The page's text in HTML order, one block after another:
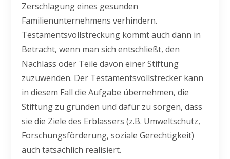
Zerschlagung eines gesunden
Familienunternehmens verhindern.
Testamentsvollstreckung kommt auch dann in
Betracht, wenn man sich entschließt, den
Nachlass oder Teile davon einer Stiftung
zuzuwenden. Der Testamentsvollstrecker kann
in diesem Fall die Aufgabe übernehmen, die
Stiftung zu gründen und dafür zu sorgen, dass
sie die Ziele des Erblassers (z.B. Umweltschutz,
Forschungsförderung, soziale Gerechtigkeit)
auch tatsächlich realisiert.